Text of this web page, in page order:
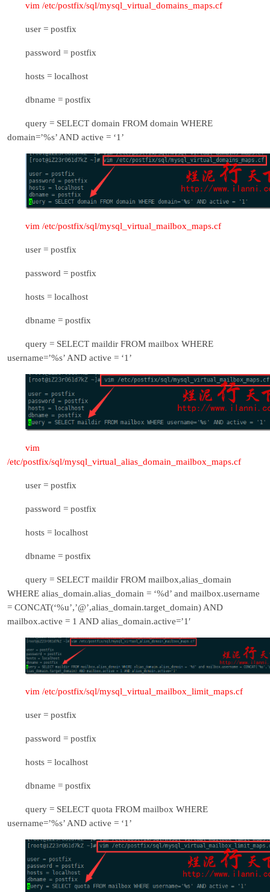
vim /etc/postfix/sql/mysql_virtual_domains_maps.cf
user = postfix
password = postfix
hosts = localhost
dbname = postfix
query = SELECT domain FROM domain WHERE
domain=’%s’ AND active = ‘1’
vim /etc/postfix/sql/mysql_virtual_mailbox_maps.cf
user = postfix
password = postfix
hosts = localhost
dbname = postfix
query = SELECT maildir FROM mailbox WHERE
username=’%s’ AND active = ‘1’
vim
/etc/postfix/sql/mysql_virtual_alias_domain_mailbox_maps.cf
user = postfix
password = postfix
hosts = localhost
dbname = postfix
query = SELECT maildir FROM mailbox,alias_domain
WHERE alias_domain.alias_domain = ‘%d’ and mailbox.username
= CONCAT(‘%u’,’@’,alias_domain.target_domain) AND
mailbox.active = 1 AND alias_domain.active=’1′
vim /etc/postfix/sql/mysql_virtual_mailbox_limit_maps.cf
user = postfix
password = postfix
hosts = localhost
dbname = postfix
query = SELECT quota FROM mailbox WHERE
username=’%s’ AND active = ‘1’